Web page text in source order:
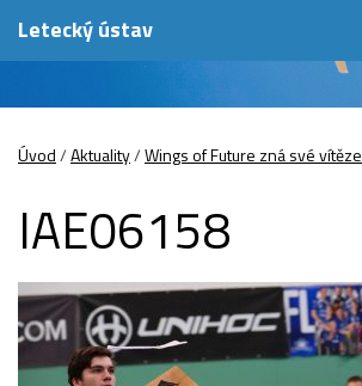
Letecký ústav
Úvod/Aktuality/Wings of Future zná své vítěze
IAE06158